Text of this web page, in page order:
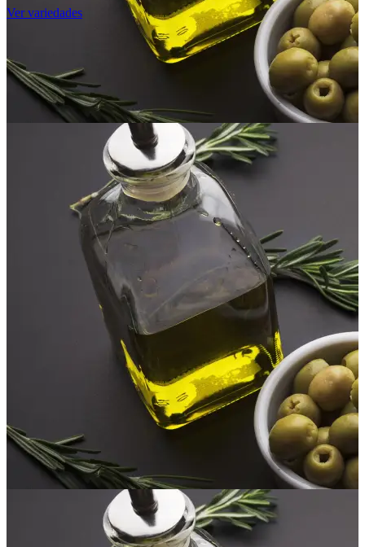
Ver variedades